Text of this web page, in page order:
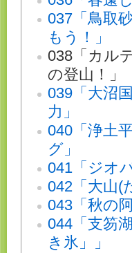
037「鳥取
もう！」
038「カル
の登山！」
039「大沼
力」
040「浄土
グ」
041「ジオ
042「大山(
043「秋の
044「支笏
き氷」」